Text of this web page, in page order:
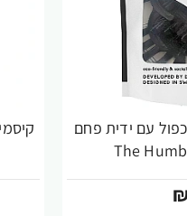
כפול עם ידית פחם